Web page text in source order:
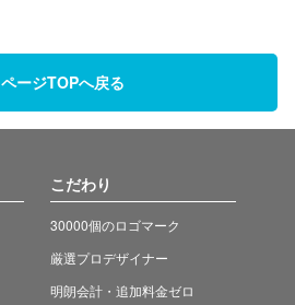
ページTOPへ戻る
こだわり
30000個のロゴマーク
厳選プロデザイナー
明朗会計・追加料金ゼロ